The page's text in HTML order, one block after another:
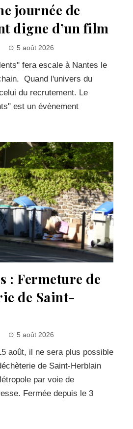
journée de
digne d’un film
5 août 2026
fera escale à Nantes le
Quand l'univers du
du recrutement. Le
est un évènement
: Fermeture de
de Saint-
5 août 2026
août, il ne sera plus possible
de Saint-Herblain
par voie de
Fermée depuis le 3